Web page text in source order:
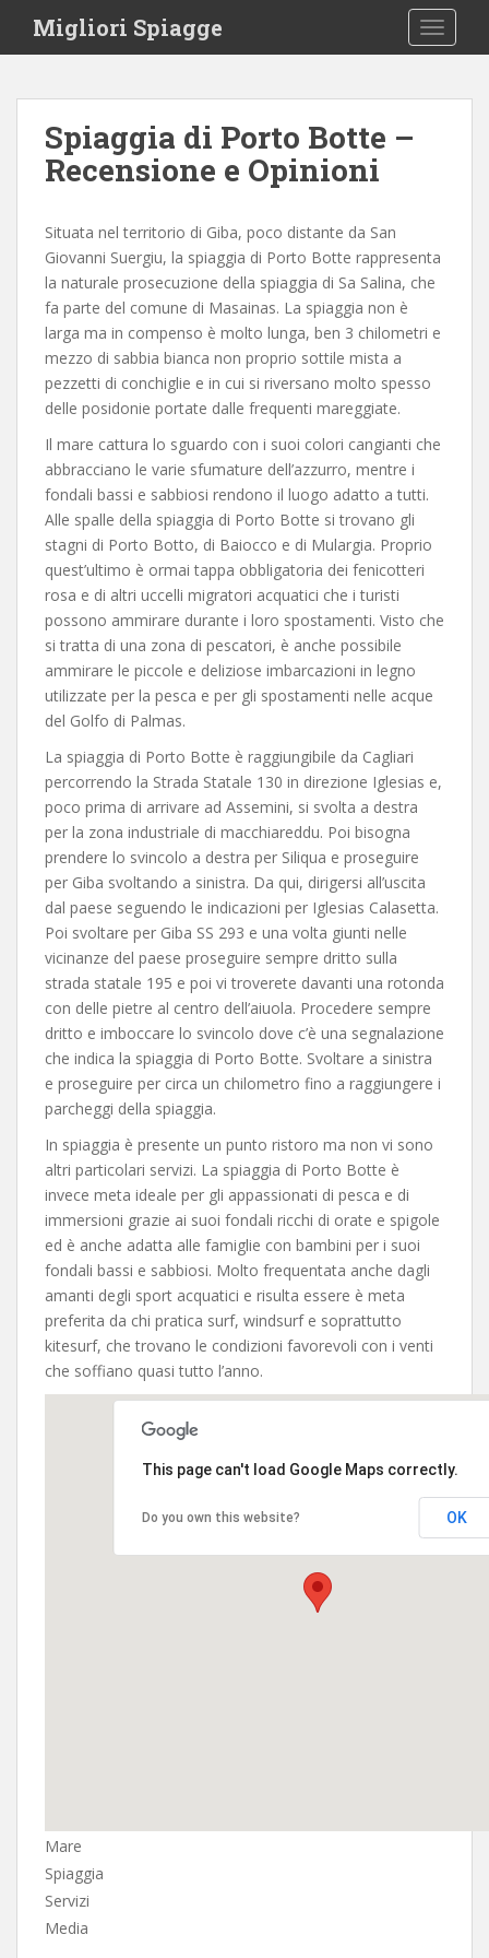
i
Migliori Spiagge
Spiaggia di Porto Botte –
Recensione e Opinioni
Situata nel territorio di Giba, poco distante da San
Giovanni Suergiu, la spiaggia di Porto Botte rappresenta
la naturale prosecuzione della spiaggia di Sa Salina, che
fa parte del comune di Masainas. La spiaggia non è
larga ma in compenso è molto lunga, ben 3 chilometri e
mezzo di sabbia bianca non proprio sottile mista a
pezzetti di conchiglie e in cui si riversano molto spesso
delle posidonie portate dalle frequenti mareggiate.
Il mare cattura lo sguardo con i suoi colori cangianti che
abbracciano le varie sfumature dell’azzurro, mentre i
fondali bassi e sabbiosi rendono il luogo adatto a tutti.
Alle spalle della spiaggia di Porto Botte si trovano gli
stagni di Porto Botto, di Baiocco e di Mulargia. Proprio
quest’ultimo è ormai tappa obbligatoria dei fenicotteri
rosa e di altri uccelli migratori acquatici che i turisti
possono ammirare durante i loro spostamenti. Visto che
si tratta di una zona di pescatori, è anche possibile
ammirare le piccole e deliziose imbarcazioni in legno
utilizzate per la pesca e per gli spostamenti nelle acque
del Golfo di Palmas.
La spiaggia di Porto Botte è raggiungibile da Cagliari
percorrendo la Strada Statale 130 in direzione Iglesias e,
poco prima di arrivare ad Assemini, si svolta a destra
per la zona industriale di macchiareddu. Poi bisogna
prendere lo svincolo a destra per Siliqua e proseguire
per Giba svoltando a sinistra. Da qui, dirigersi all’uscita
dal paese seguendo le indicazioni per Iglesias Calasetta.
Poi svoltare per Giba SS 293 e una volta giunti nelle
vicinanze del paese proseguire sempre dritto sulla
strada statale 195 e poi vi troverete davanti una rotonda
con delle pietre al centro dell’aiuola. Procedere sempre
dritto e imboccare lo svincolo dove c’è una segnalazione
che indica la spiaggia di Porto Botte. Svoltare a sinistra
e proseguire per circa un chilometro fino a raggiungere i
parcheggi della spiaggia.
In spiaggia è presente un punto ristoro ma non vi sono
altri particolari servizi. La spiaggia di Porto Botte è
invece meta ideale per gli appassionati di pesca e di
immersioni grazie ai suoi fondali ricchi di orate e spigole
ed è anche adatta alle famiglie con bambini per i suoi
fondali bassi e sabbiosi. Molto frequentata anche dagli
amanti degli sport acquatici e risulta essere è meta
preferita da chi pratica surf, windsurf e soprattutto
kitesurf, che trovano le condizioni favorevoli con i venti
che soffiano quasi tutto l’anno.
This page can't load Google Maps correctly.
Do you own this website? OK
Mare
Spiaggia
Servizi
Media